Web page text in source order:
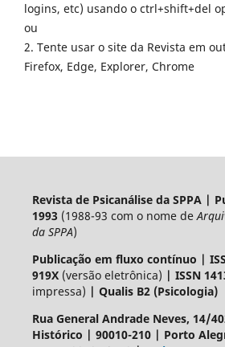
logins, etc) usando o ctrl+shift+del
ou
2. Tente usar o site da Revista em
Firefox, Edge, Explorer, Chrome
Revista de Psicanálise da SPPA |
1993 (1988-93 com o nome de
da SPPA)
Publicação em fluxo contínuo |
919X (versão eletrônica) | ISSN
impressa) | Qualis B2 (Psicologia)
Rua General Andrade Neves, 14/
Histórico | 90010-210 | Porto